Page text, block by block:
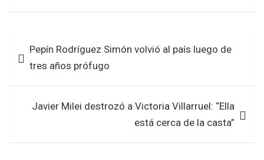
ce
o
o
k
tt at
A
p
p
ar
de Pepín Rodríguez Simón volvió al país luego de
tres años prófugo
Javier Milei destrozó a Victoria Villarruel: “Ella
está cerca de la casta”